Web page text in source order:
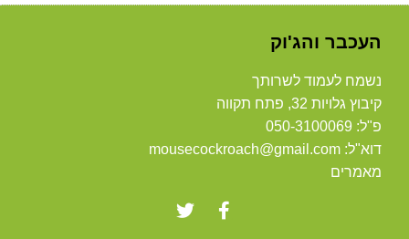
העכבר והג'וק
נשמח לעמוד לשרותך
קיבוץ גלויות 32, פתח תקווה
פ"ל: 050-3100069
דוא"ל: mousecockroach@gmail.com
מאמרים